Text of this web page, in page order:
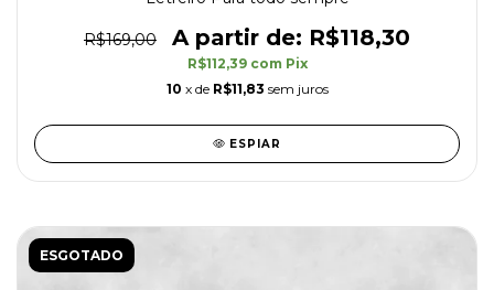
R$169,00 R$118,30
R$112,39 com Pix
10 x de R$11,83 sem juros
ESPIAR
ESGOTADO